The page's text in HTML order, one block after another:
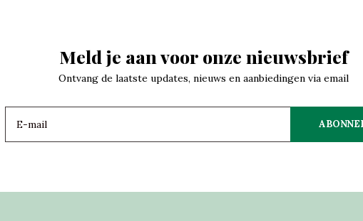
Meld je aan voor onze nieuwsbrief
Ontvang de laatste updates, nieuws en aanbiedingen via email